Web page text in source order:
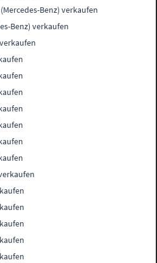
(Mercedes-Benz) verkaufen
Benz) verkaufen